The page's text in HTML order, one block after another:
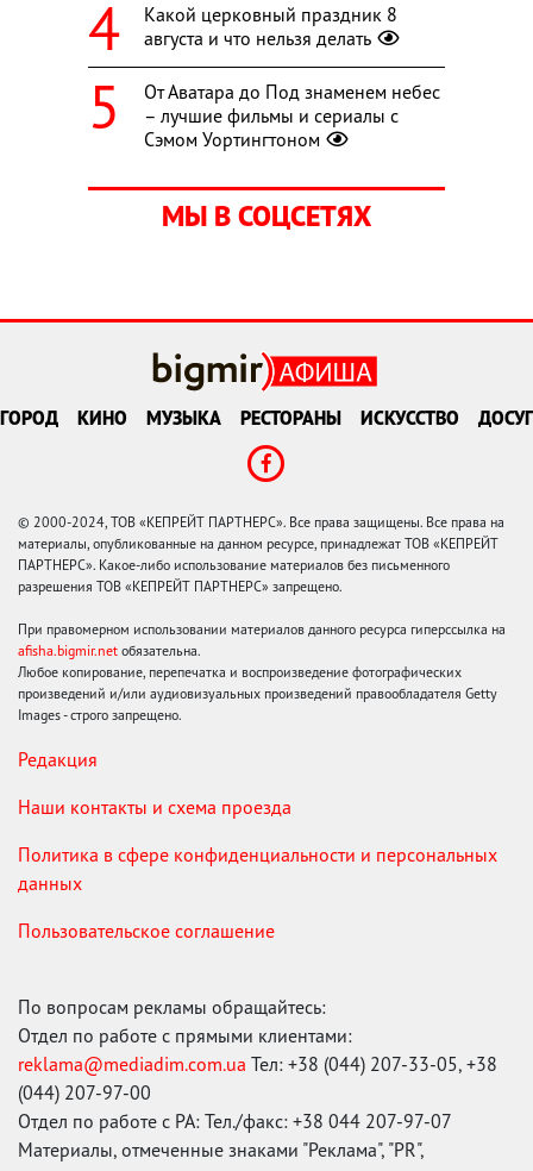
Какой церковный праздник 8
августа и что нельзя делать
От Аватара до Под знаменем небес
– лучшие фильмы и сериалы с
Сэмом Уортингтоном
МЫ В СОЦСЕТЯХ
ГОРОД КИНО МУЗЫКА РЕСТОРАНЫ ИСКУССТВО ДОСУГ
© 2000-2024, ТОВ «КЕПРЕЙТ ПАРТНЕРС». Все права защищены. Все права на
материалы, опубликованные на данном ресурсе, принадлежат ТОВ «КЕПРЕЙТ
ПАРТНЕРС». Какое-либо использование материалов без письменного
разрешения ТОВ «КЕПРЕЙТ ПАРТНЕРС» запрещено.
При правомерном использовании материалов данного ресурса гиперссылка на
afisha.bigmir.net обязательна.
Любое копирование, перепечатка и воспроизведение фотографических
произведений и/или аудиовизуальных произведений правообладателя Getty
Images - строго запрещено.
Редакция
Наши контакты и схема проезда
Политика в сфере конфиденциальности и персональных
данных
Пользовательское соглашение
По вопросам рекламы обращайтесь:
Отдел по работе с прямыми клиентами:
reklama@mediadim.com.ua Тел: +38 (044) 207-33-05, +38
(044) 207-97-00
Отдел по работе с РА: Тел./факс: +38 044 207-97-07
Материалы, отмеченные знаками "Реклама", "PR",